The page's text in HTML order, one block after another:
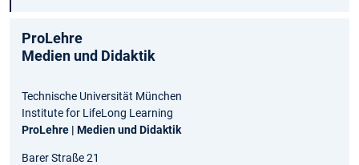
ProLehre
Medien und Didaktik
Technische Universität München
Institute for LifeLong Learning
ProLehre | Medien und Didaktik
Barer Straße 21